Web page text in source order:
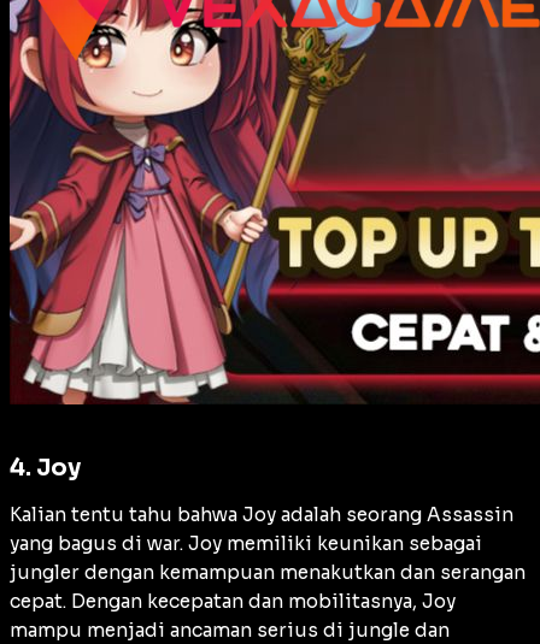
4. Joy
Kalian tentu tahu bahwa Joy adalah seorang Assassin
yang bagus di war. Joy memiliki keunikan sebagai
jungler dengan kemampuan menakutkan dan serangan
cepat. Dengan kecepatan dan mobilitasnya, Joy
mampu menjadi ancaman serius di jungle dan